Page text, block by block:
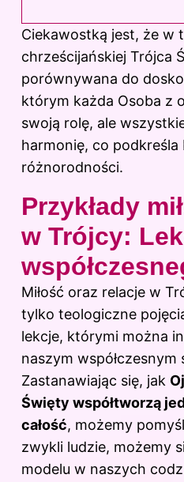
Ciekawostką jest, że w
chrześcijańskiej Trójca
porównywana do
którym każda Osoba z
swoją rolę, ale
harmonię, co podkreśla
różnorodności.
Przykłady
w Trójcy:
Miłość oraz relacje w
tylko teologiczne
lekcje, którymi można
naszym współczesnym
Zastanawiając się, jak
Święty współtworzą
całość, możemy
zwykli ludzie, możemy
modelu w naszych